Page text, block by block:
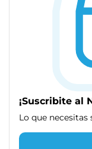
¡Suscribite al
Lo que necesitas